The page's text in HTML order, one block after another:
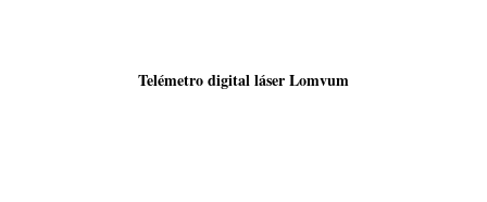
Telémetro digital láser Lomvum